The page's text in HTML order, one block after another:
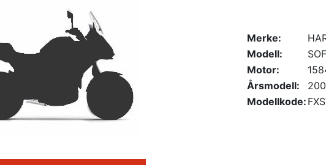
Merke:
Modell:
Motor:
Årsmodell:
Modellkode: